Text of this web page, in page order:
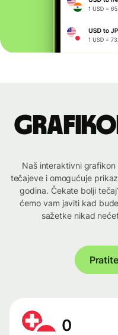
Naš interaktivni grafikon
tečajeve i omogućuje
godina. Čekate bolji
ćemo vam javiti kad
sažetke nikad
0